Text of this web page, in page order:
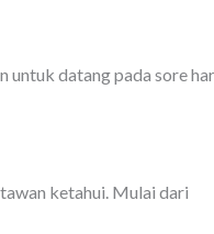
untuk datang pada sore
ketahui. Mulai dari